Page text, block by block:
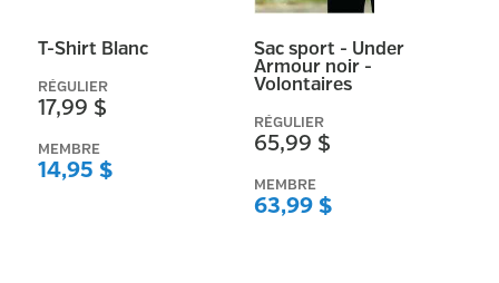
T-Shirt Blanc
RÉGULIER
17,99 $
MEMBRE
14,95 $
Sac sport - Under
Armour noir -
Volontaires
RÉGULIER
65,99 $
MEMBRE
63,99 $